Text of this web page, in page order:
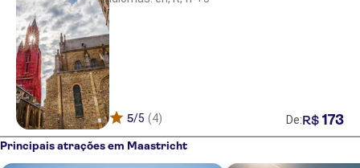
5/5 (4) De:R$ 173
Principais atrações em Maastricht